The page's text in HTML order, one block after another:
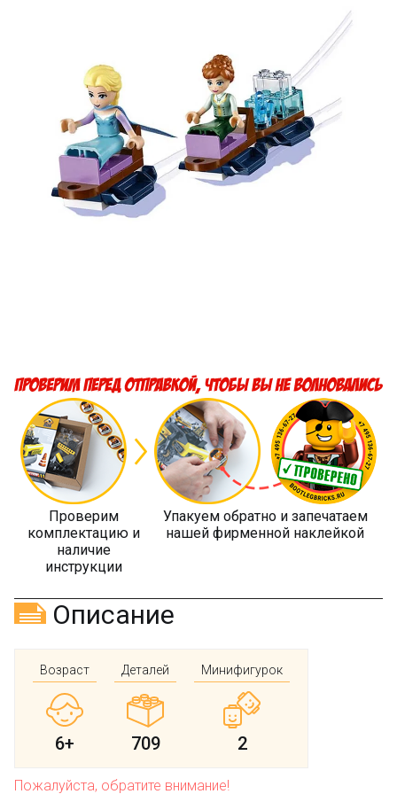
Проверим
комплектацию и
наличие
инструкции
Упакуем обратно и запечатаем
нашей фирменной наклейкой
Описание
Возраст
6+
Деталей
709
Минифигурок
2
Пожалуйста, обратите внимание!